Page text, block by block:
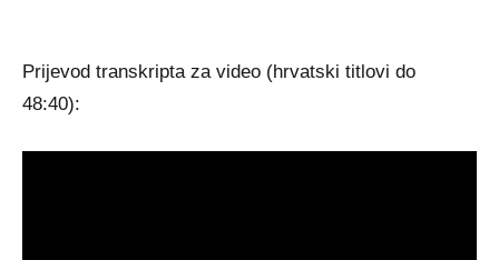
Prijevod transkripta za video (hrvatski titlovi do
48:40):